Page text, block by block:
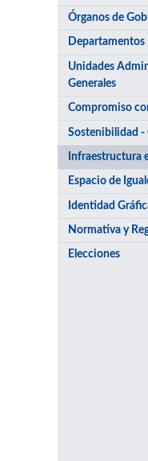
Órganos de
Departamentos
Unidades
Generales
Compromiso
Sostenibilidad -
Infraestructura
Espacio de
Identidad
Normativa y
Elecciones